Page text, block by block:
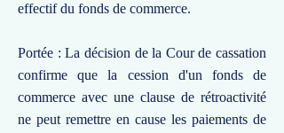
effectif du fonds de commerce.
Portée : La décision de la Cour de cassation
confirme que la cession d'un fonds de
commerce avec une clause de rétroactivité
ne peut remettre en cause les paiements de